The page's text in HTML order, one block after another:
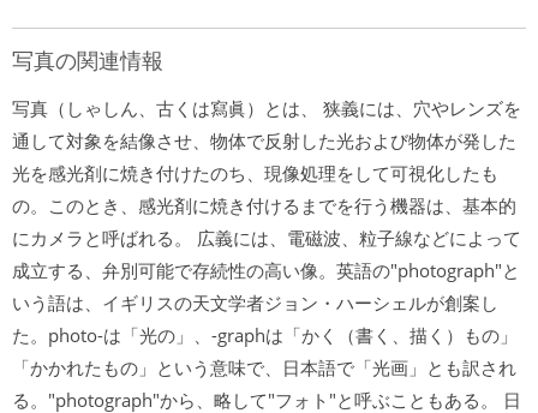
写真の関連情報
写真（しゃしん、古くは寫眞）とは、 狭義には、穴やレンズを
通して対象を結像させ、物体で反射した光および物体が発した
光を感光剤に焼き付けたのち、現像処理をして可視化したも
の。このとき、感光剤に焼き付けるまでを行う機器は、基本的
にカメラと呼ばれる。 広義には、電磁波、粒子線などによって
成立する、弁別可能で存続性の高い像。英語の"photograph"と
いう語は、イギリスの天文学者ジョン・ハーシェルが創案し
た。photo-は「光の」、-graphは「かく（書く、描く）もの」
「かかれたもの」という意味で、日本語で「光画」とも訳され
る。"photograph"から、略して"フォト"と呼ぶこともある。 日